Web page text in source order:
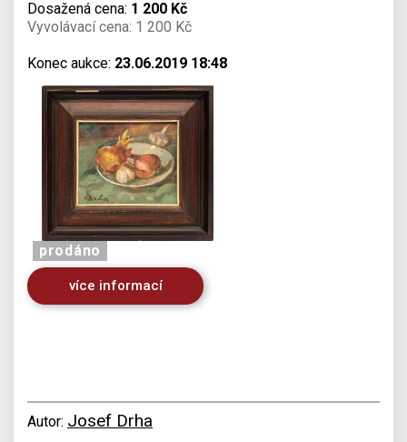
Dosažená cena: 1 200 Kč
Vyvolávací cena: 1 200 Kč
Konec aukce: 23.06.2019 18:48
prodáno
více informací
Autor: Josef Drha